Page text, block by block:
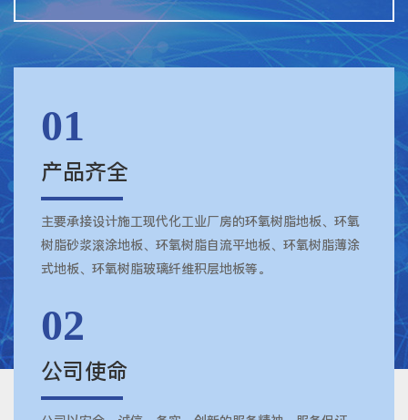
01
产品齐全
主要承接设计施工现代化工业厂房的环氧树脂地板、环氧
树脂砂浆滚涂地板、环氧树脂自流平地板、环氧树脂薄涂
式地板、环氧树脂玻璃纤维积层地板等。
02
公司使命